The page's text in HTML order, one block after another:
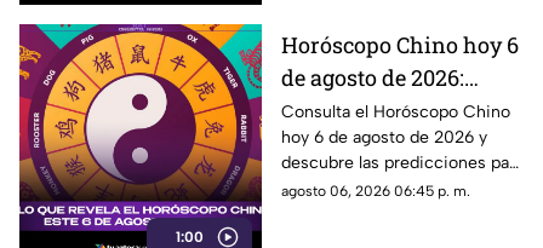
1:00
Horóscopo Chino hoy 6
de agosto de 2026:
predicciones para cada
signo del zodiaco chino
Consulta el Horóscopo Chino
hoy 6 de agosto de 2026 y
descubre las predicciones para
el amor, dinero, salud y trabajo.
agosto 06, 2026 06:45 p. m.